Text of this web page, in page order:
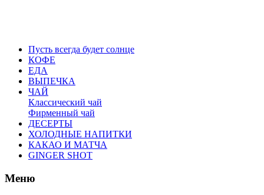
Пусть всегда будет солнце
КОФЕ
ЕДА
ВЫПЕЧКА
ЧАЙ
Классический чай
Фирменный чай
ДЕСЕРТЫ
ХОЛОДНЫЕ НАПИТКИ
КАКАО И МАТЧА
GINGER SHOT
Меню